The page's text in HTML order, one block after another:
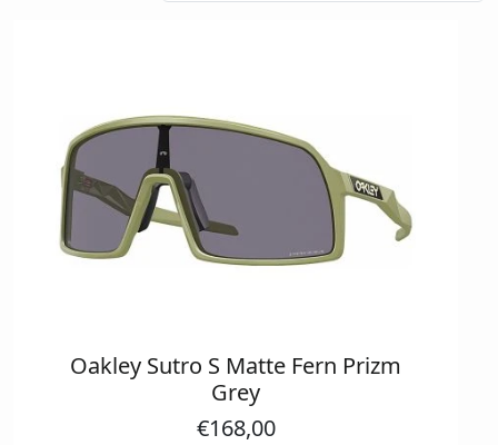
Oakley Sutro S Matte Fern Prizm
Grey
€168,00